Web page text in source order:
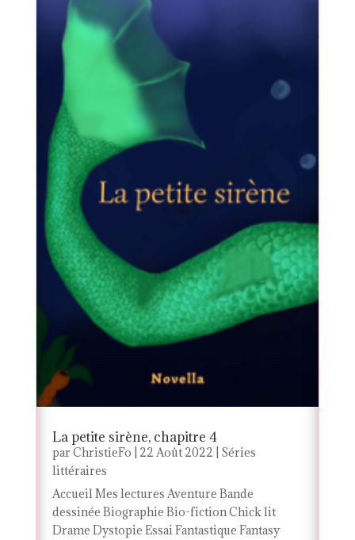
La petite sirène, chapitre 4
par ChristieFo 22 Août 2022
Séries
littéraires
Accueil Mes lectures Aventure Bande
dessinée Biographie Bio-fiction Chick lit
Drame Dystopie Essai Fantastique Fantasy